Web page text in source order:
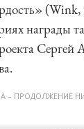
награды
Сергей
– ПРОДОЛЖЕНИЕ